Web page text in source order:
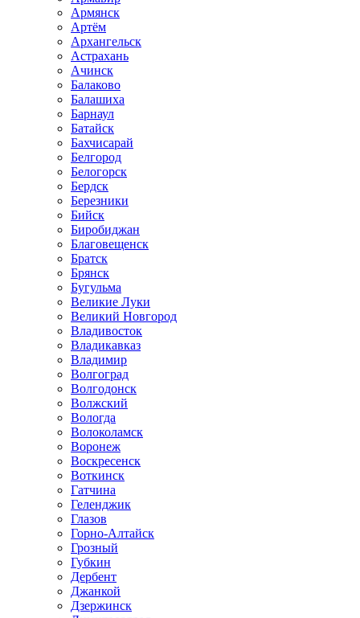
Армянск
Артём
Архангельск
Астрахань
Ачинск
Балаково
Балашиха
Барнаул
Батайск
Бахчисарай
Белгород
Белогорск
Бердск
Березники
Бийск
Биробиджан
Благовещенск
Братск
Брянск
Бугульма
Великие Луки
Великий Новгород
Владивосток
Владикавказ
Владимир
Волгоград
Волгодонск
Волжский
Вологда
Волоколамск
Воронеж
Воскресенск
Воткинск
Гатчина
Геленджик
Глазов
Горно-Алтайск
Грозный
Губкин
Дербент
Джанкой
Дзержинск